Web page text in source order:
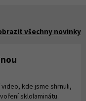
všechny novinky
kde jsme shrnuli,
sklolaminátu.